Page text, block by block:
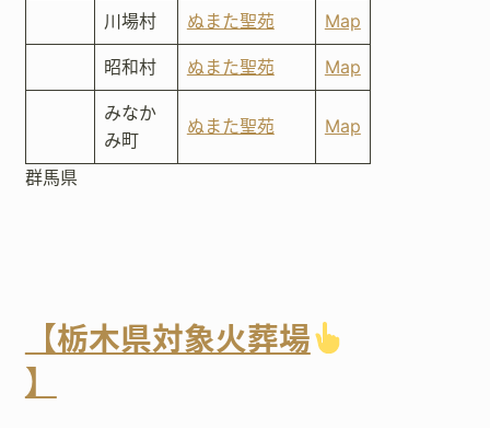
川場村 ぬまた聖苑 Map
昭和村 ぬまた聖苑 Map
みなか
み町
ぬまた聖苑 Map
群馬県
【栃木県対象火葬場
】